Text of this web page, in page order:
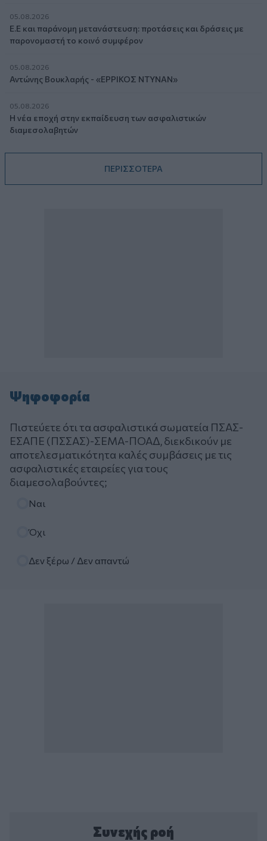
05.08.2026
Ε.Ε και παράνομη μετανάστευση: προτάσεις και δράσεις με
παρονομαστή το κοινό συμφέρον
05.08.2026
Αντώνης Βουκλαρής - «ΕΡΡΙΚΟΣ ΝΤΥΝΑΝ»
05.08.2026
Η νέα εποχή στην εκπαίδευση των ασφαλιστικών
διαμεσολαβητών
ΠΕΡΙΣΣΟΤΕΡΑ
Ψηφοφορία
Πιστεύετε ότι τα ασφαλιστικά σωματεία ΠΣΑΣ-
ΕΣΑΠΕ (ΠΣΣΑΣ)-ΣΕΜΑ-ΠΟΑΔ, διεκδικούν με
αποτελεσματικότητα καλές συμβάσεις με τις
ασφαλιστικές εταιρείες για τους
διαμεσολαβούντες;
Ναι
Όχι
Δεν ξέρω / Δεν απαντώ
Συνεχής ροή